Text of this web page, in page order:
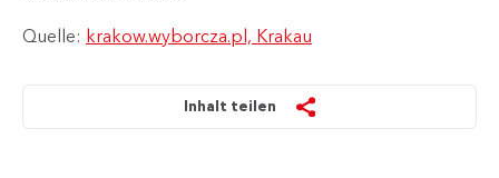
Quelle: krakow.wyborcza.pl, Krakau
Inhalt teilen